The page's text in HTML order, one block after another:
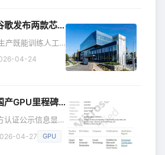
席硬件官，即刻
显了公司对自研
为其在人工智
奠定坚实基础。
布两款芯片，剑指 英伟达!
产既能训练人工
工作的芯片，现
分离到不同的处
单元（TPU）进
副总裁兼人工智
阿明·瓦赫达特
：“随着人工智能
04-24
全球第四！砺算7G100通过WHQL认证
认证公示信息显
能图形GPU
04-27
GPU